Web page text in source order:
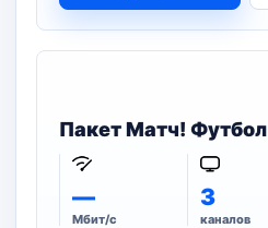
Пакет Матч! Футбол
—
Мбит/с
3
каналов